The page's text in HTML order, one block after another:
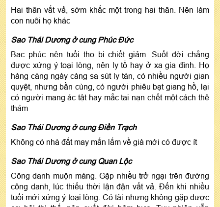
Hai thân vất vả, sớm khắc một trong hai thân. Nên làm
con nuôi họ khác
Sao Thái Dương ở cung Phúc Đức
Bạc phúc nên tuổi thọ bị chiết giảm. Suốt đời chẳng
được xứng ý toại lòng, nên ly tổ hay ở xa gia đình. Họ
hàng càng ngày càng sa sút ly tán, có nhiều người gian
quyệt, nhưng bần cùng, có người phiêu bạt giang hồ, lại
có người mang ác tật hay mắc tai nạn chết một cách thê
thảm
Sao Thái Dương ở cung Điền Trạch
Không có nhà đất may mắn lắm về già mới có được ít
Sao Thái Dương ở cung Quan Lộc
Công danh muộn màng. Gặp nhiều trở ngại trên đường
công danh, lúc thiếu thời lận đận vất vả. Đến khi nhiều
tuổi mới xứng ý toại lòng. Có tài nhưng không gặp được